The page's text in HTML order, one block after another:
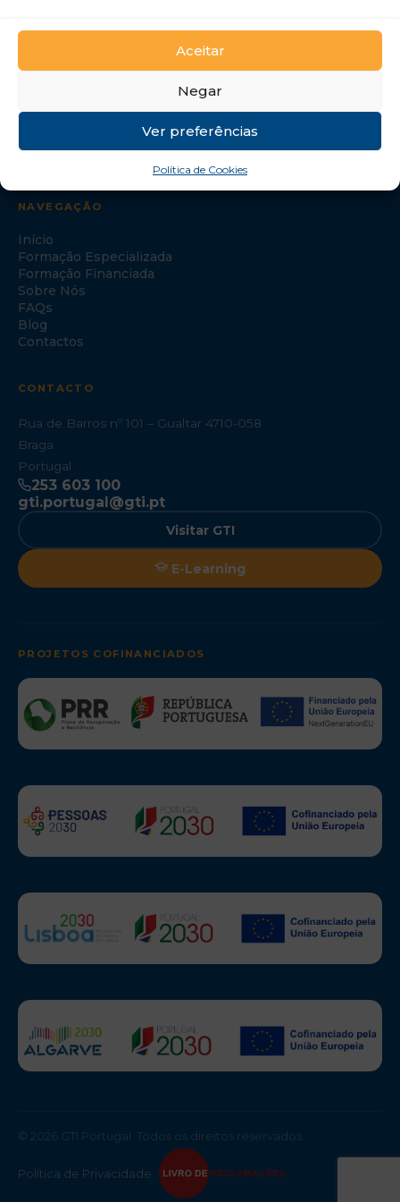
Aceitar
Negar
Ver preferências
Política de Cookies
NAVEGAÇÃO
Início
Formação Especializada
Formação Financiada
Sobre Nós
FAQs
Blog
Contactos
CONTACTO
Rua de Barros nº 101 – Gualtar 4710-058
Braga
Portugal
253 603 100
gti.portugal@gti.pt
Visitar GTI
E-Learning
PROJETOS COFINANCIADOS
© 2026 GTI Portugal. Todos os direitos reservados.
Política de Privacidade